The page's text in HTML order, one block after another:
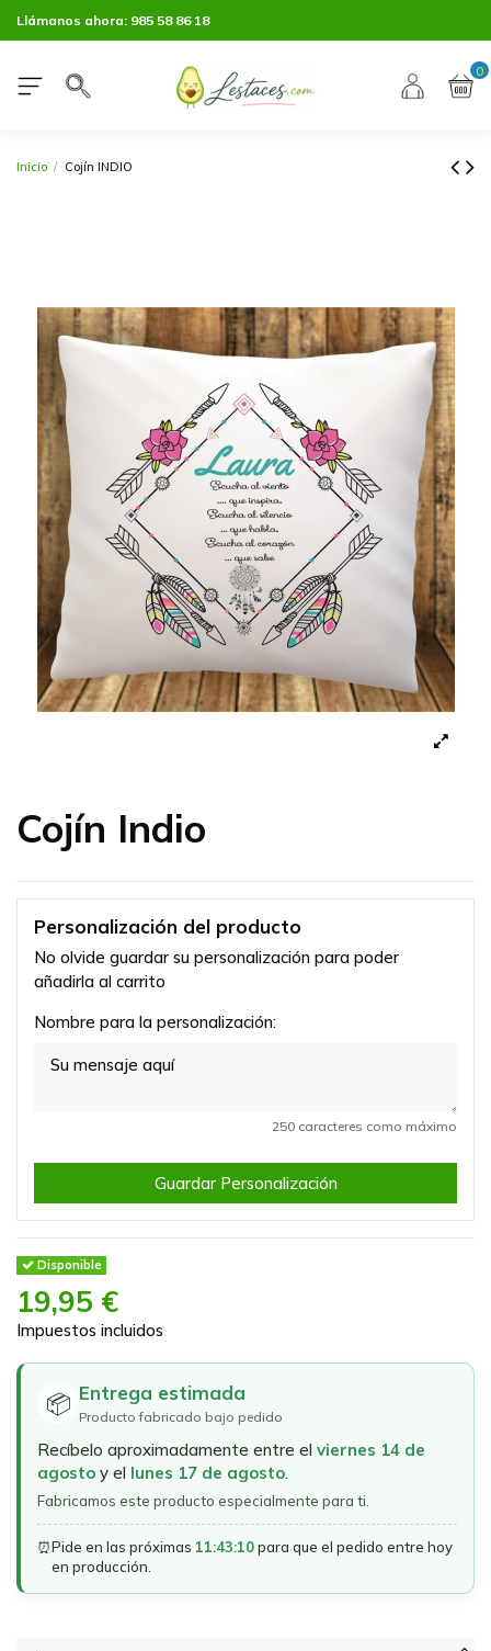
Llámanos ahora: 985 58 86 18
0
Inicio Cojín INDIO
Cojín Indio
Personalización del producto
No olvide guardar su personalización para poder
añadirla al carrito
Nombre para la personalización:
250 caracteres como máximo
Guardar Personalización
Disponible
19,95 €
Impuestos incluidos
📦 Entrega estimada
Producto fabricado bajo pedido
Recíbelo aproximadamente entre el viernes 14 de
agosto y el lunes 17 de agosto.
Fabricamos este producto especialmente para ti.
⏰Pide en las próximas 11:43:10para que el pedido entre hoy
en producción.